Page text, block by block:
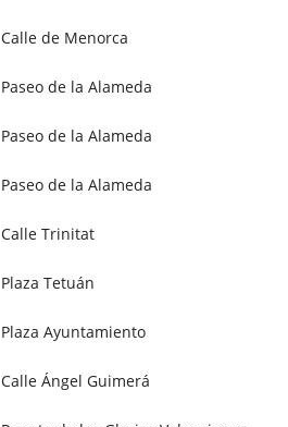
Calle de Menorca
Paseo de la Alameda
Paseo de la Alameda
Paseo de la Alameda
Calle Trinitat
Plaza Tetuán
Plaza Ayuntamiento
Calle Ángel Guimerá